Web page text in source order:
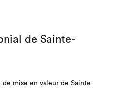
de Sainte-
mise en valeur de Sainte-